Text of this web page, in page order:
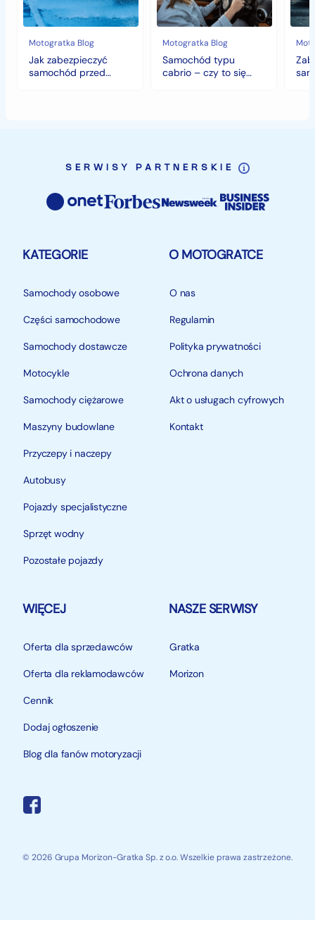
chłodami
i
deszczem?
Motogratka Blog
Jak zabezpieczyć
samochód przed
to
się
opłaca
w
polskim
klimacie?
Motogratka Blog
Samochód typu
cabrio – czy to się
SERWISY PARTNERSKIE
KATEGORIE
Samochody osobowe
Części samochodowe
Samochody dostawcze
Motocykle
Samochody ciężarowe
Maszyny budowlane
Przyczepy i naczepy
Autobusy
Pojazdy specjalistyczne
Sprzęt wodny
Pozostałe pojazdy
O MOTOGRATCE
O nas
Regulamin
Polityka prywatności
Ochrona danych
Akt o usługach cyfrowych
Kontakt
WIĘCEJ
Oferta dla sprzedawców
Oferta dla reklamodawców
Cennik
Dodaj ogłoszenie
Blog dla fanów motoryzacji
NASZE SERWISY
Gratka
Morizon
© 2026 Grupa Morizon-Gratka Sp. z o.o. Wszelkie prawa zastrzeżone.